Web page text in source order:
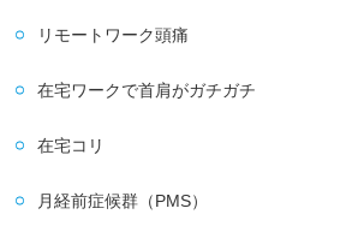
リモートワーク頭痛
在宅ワークで首肩がガチガチ
在宅コリ
月経前症候群（PMS）